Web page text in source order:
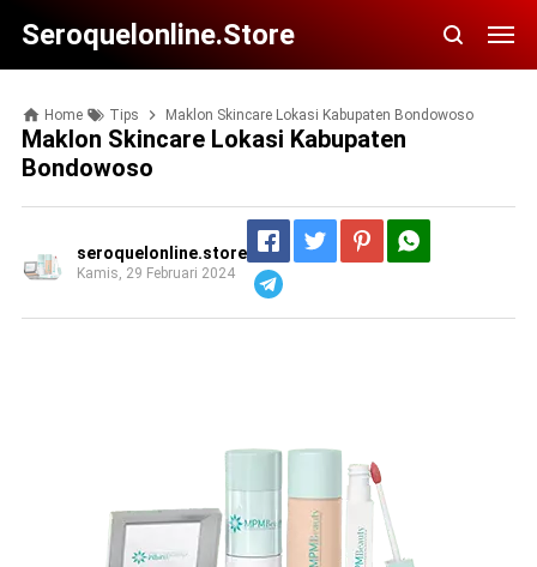
Seroquelonline.store
Home Tips Maklon Skincare Lokasi Kabupaten Bondowoso
Maklon Skincare Lokasi Kabupaten
Bondowoso
seroquelonline.store
Kamis, 29 Februari 2024